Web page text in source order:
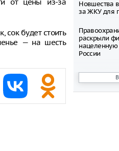
сок будет стоить
— на шесть
Новшества
за ЖКУ для
раскрыли
нацеленную
России
Северные